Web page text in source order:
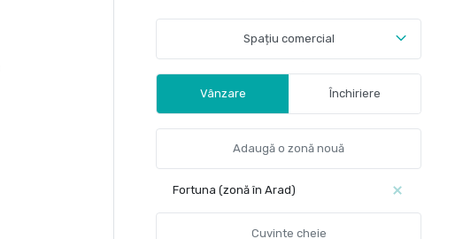
Spațiu comercial
Vânzare Închiriere
Fortuna (zonă în Arad)